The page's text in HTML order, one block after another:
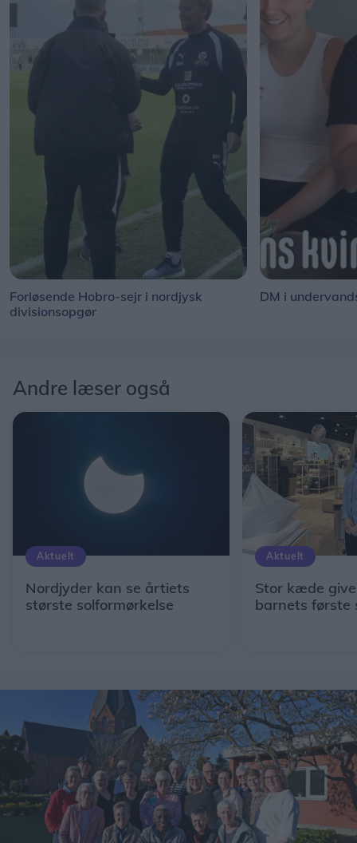
Forløsende Hobro-sejr i nordjysk
divisionsopgør
DM i
Andre læser også
Aktuelt
Nordjyder kan se årtiets
største solformørkelse
Aktuelt
Stor kæde
barnets første